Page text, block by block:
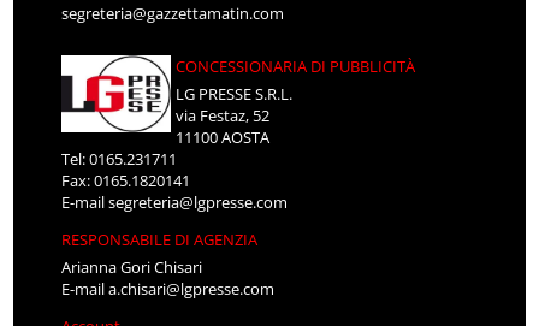
segreteria@gazzettamatin.com
CONCESSIONARIA DI PUBBLICITÀ
LG PRESSE S.R.L.
via Festaz, 52
11100 AOSTA
Tel: 0165.231711
Fax: 0165.1820141
E-mailsegreteria@lgpresse.com
RESPONSABILE DI AGENZIA
Arianna Gori Chisari
E-maila.chisari@lgpresse.com